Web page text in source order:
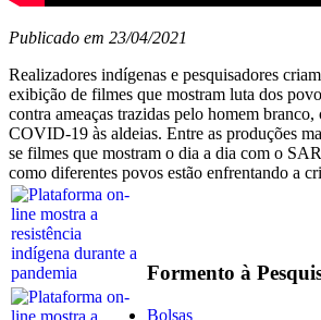
Publicado em 23/04/2021
Realizadores indígenas e pesquisadores
exibição de filmes que mostram luta dos
contra ameaças trazidas pelo homem branco,
COVID-19 às aldeias. Entre as produções
se filmes que mostram o dia a dia com o
como diferentes povos estão enfrentando a
Formento à
Bolsas